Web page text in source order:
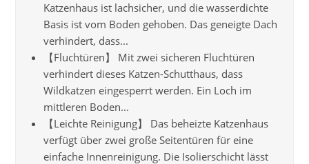
Katzenhaus ist lachsicher, und die wasserdichte
Basis ist vom Boden gehoben. Das geneigte Dach
verhindert, dass...
【Fluchtüren】 Mit zwei sicheren Fluchtüren
verhindert dieses Katzen-Schutthaus, dass
Wildkatzen eingesperrt werden. Ein Loch im
mittleren Boden...
【Leichte Reinigung】 Das beheizte Katzenhaus
verfügt über zwei große Seitentüren für eine
einfache Innenreinigung. Die Isolierschicht lässt